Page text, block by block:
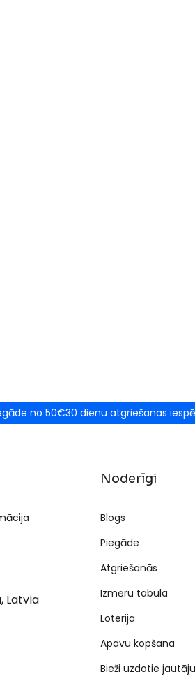
no 50€30 dienu atgriešanas
Latvia
Noderīgi
Blogs
Piegāde
Atgriešanās
Izmēru tabula
Loterija
Apavu kopšana
Bieži uzdotie